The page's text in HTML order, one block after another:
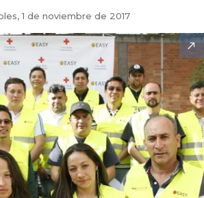
1 de noviembre de 2017